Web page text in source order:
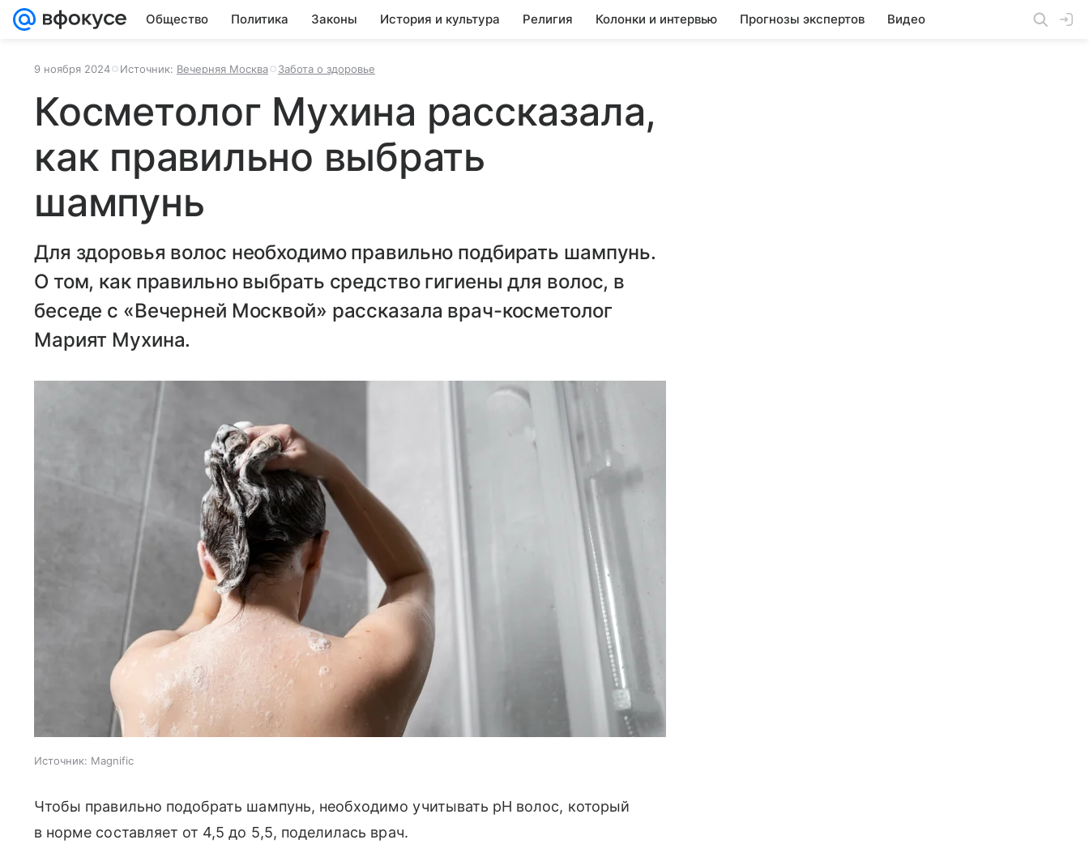
Общество Политика Законы История и культура Религия Колонки и интервью Прогнозы экспертов Видео
9 ноября 2024 Источник: Вечерняя Москва Забота о здоровье
Косметолог Мухина рассказала,
как правильно выбрать
шампунь
Для здоровья волос необходимо правильно подбирать шампунь.
О том, как правильно выбрать средство гигиены для волос, в
беседе с «Вечерней Москвой» рассказала врач-косметолог
Марият Мухина.
Источник: Magnific
Чтобы правильно подобрать шампунь, необходимо учитывать pH волос, который
в норме составляет от 4,5 до 5,5, поделилась врач.